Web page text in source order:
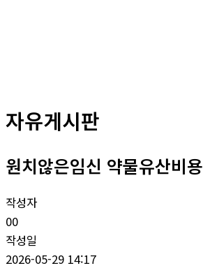
자유게시판
원치않은임신 약물유산비용
작성자
00
작성일
2026-05-29 14:17